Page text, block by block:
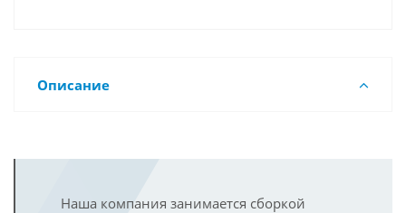
Описание
Наша компания занимается сборкой